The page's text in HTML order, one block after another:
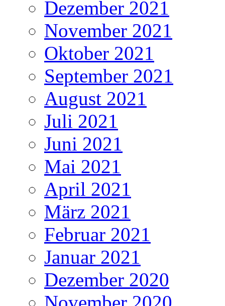
Dezember 2021
November 2021
Oktober 2021
September 2021
August 2021
Juli 2021
Juni 2021
Mai 2021
April 2021
März 2021
Februar 2021
Januar 2021
Dezember 2020